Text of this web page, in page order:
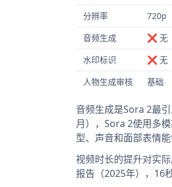
分辨率
720p
音频生成
❌ 无
水印标识
❌ 无
人物生成审核
基础
音频生成是Sora 2最
月），Sora 2使用多
型、声音和面部表情
视频时长的提升对实
报告（2025年），16